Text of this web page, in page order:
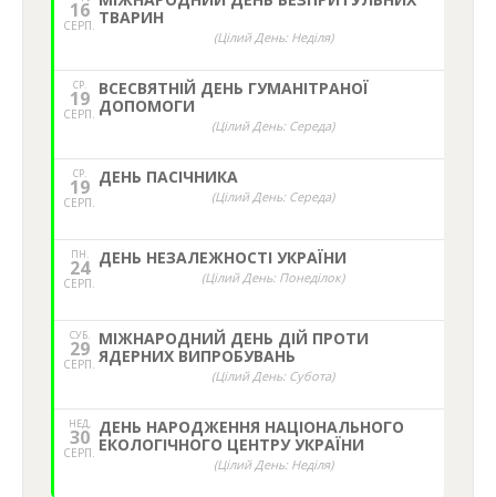
16
СЕРП. ТВАРИН
(Цілий День: Неділя)
СР.
19
СЕРП.
ВСЕСВЯТНІЙ ДЕНЬ ГУМАНІТРАНОЇ
ДОПОМОГИ
(Цілий День: Середа)
СР.
19
СЕРП.
ДЕНЬ ПАСІЧНИКА
(Цілий День: Середа)
ПН.
24
СЕРП.
ДЕНЬ НЕЗАЛЕЖНОСТІ УКРАЇНИ
(Цілий День: Понеділок)
СУБ.
29
СЕРП.
МІЖНАРОДНИЙ ДЕНЬ ДІЙ ПРОТИ
ЯДЕРНИХ ВИПРОБУВАНЬ
(Цілий День: Субота)
НЕД,
30
СЕРП.
ДЕНЬ НАРОДЖЕННЯ НАЦІОНАЛЬНОГО
ЕКОЛОГІЧНОГО ЦЕНТРУ УКРАЇНИ
(Цілий День: Неділя)